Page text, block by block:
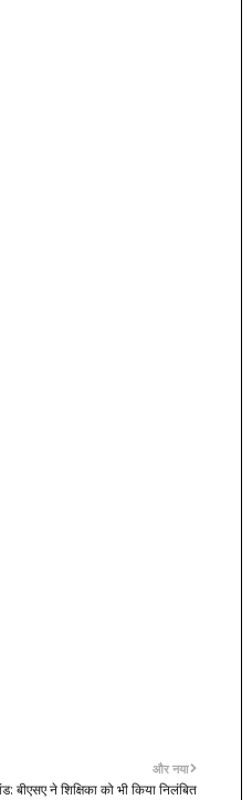
और नया
बीएसए ने शिक्षिका को भी किया निलंबित